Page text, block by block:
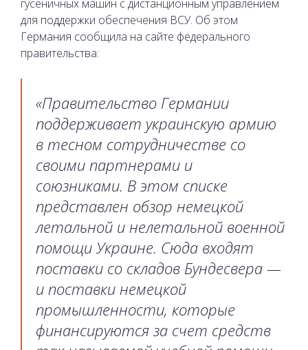
гусеничных машин с дистанционным управлением
для поддержки обеспечения ВСУ. Об этом
Германия сообщила на сайте федерального
правительства:
«Правительство Германии
поддерживает украинскую армию
в тесном сотрудничестве со
своими партнерами и
союзниками. В этом списке
представлен обзор немецкой
летальной и нелетальной военной
помощи Украине. Сюда входят
поставки со складов Бундесвера —
и поставки немецкой
промышленности, которые
финансируются за счет средств